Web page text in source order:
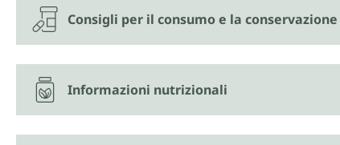
Consigli per il consumo e la conservazione
Informazioni nutrizionali